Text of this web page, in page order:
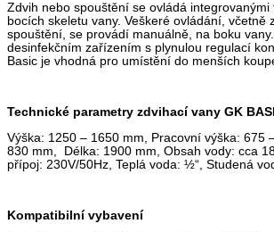
Zdvih nebo spouštění se ovládá integrovanými
bocích skeletu vany. Veškeré ovládání,
spouštění, se provádí manuálně, na boku
desinfekčním zařízením s plynulou regulací
Basic je vhodná pro umístění do menších
Technické parametry zdvihací vany GK
Výška: 1250 – 1650 mm, Pracovní výška: 675
830 mm, Délka: 1900 mm, Obsah vody: cca
přípoj: 230V/50Hz, Teplá voda: ½“, Studená
Kompatibilní vybavení